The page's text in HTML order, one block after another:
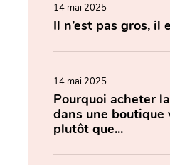
14 mai 2025
Il n’est pas gros, il
14 mai 2025
Pourquoi acheter
dans une boutique
plutôt que...